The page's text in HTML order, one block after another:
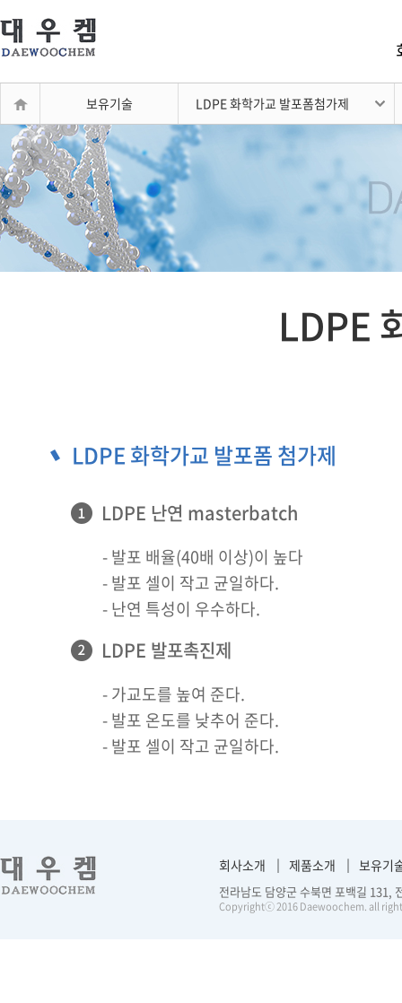
보유기술 LDPE 화학가교 발포폼첨가제
LDPE
LDPE 화학가교 발포폼 첨가제
LDPE 난연 masterbatch
- 발포 배율(40배 이상)이 높다
- 발포 셀이 작고 균일하다.
- 난연 특성이 우수하다.
LDPE 발포촉진제
- 가교도를 높여 준다.
- 발포 온도를 낮추어 준다.
- 발포 셀이 작고 균일하다.
회사소개 제품소개 보유기
전라남도 담양군 수북면 포백길
Copyrightⓒ 2016 Daewoochem. all